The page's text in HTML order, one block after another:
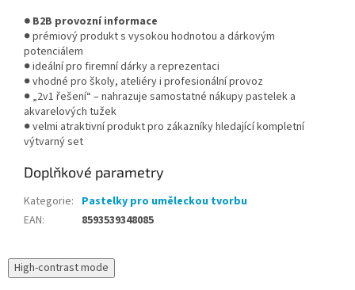
● B2B provozní informace
● prémiový produkt s vysokou hodnotou a dárkovým
potenciálem
● ideální pro firemní dárky a reprezentaci
● vhodné pro školy, ateliéry i profesionální provoz
● „2v1 řešení“ – nahrazuje samostatné nákupy pastelek a
akvarelových tužek
● velmi atraktivní produkt pro zákazníky hledající kompletní
výtvarný set
Doplňkové parametry
Kategorie: Pastelky pro uměleckou tvorbu
EAN: 8593539348085
High-contrast mode